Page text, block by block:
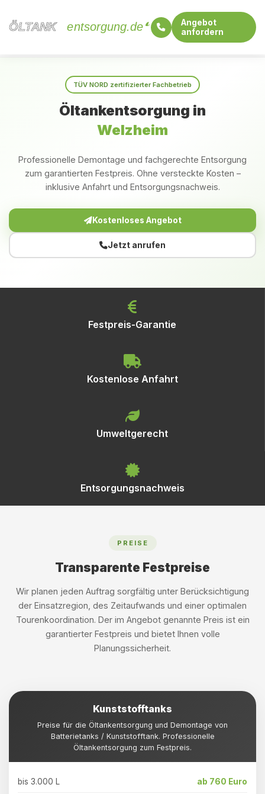
ÖLTANK
ÖLTANK entsorgung.de
Angebot
anfordern
TÜV NORD zertifizierter Fachbetrieb
Öltankentsorgung in
Welzheim
Professionelle Demontage und fachgerechte Entsorgung
zum garantierten Festpreis. Ohne versteckte Kosten –
inklusive Anfahrt und Entsorgungsnachweis.
Kostenloses Angebot
Jetzt anrufen
Festpreis-Garantie
Kostenlose Anfahrt
Umweltgerecht
Entsorgungsnachweis
PREISE
Transparente Festpreise
Wir planen jeden Auftrag sorgfältig unter Berücksichtigung
der Einsatzregion, des Zeitaufwands und einer optimalen
Tourenkoordination. Der im Angebot genannte Preis ist ein
garantierter Festpreis und bietet Ihnen volle
Planungssicherheit.
Kunststofftanks
Preise für die Öltankentsorgung und Demontage von
Batterietanks / Kunststofftank. Professionelle
Öltankentsorgung zum Festpreis.
bis 3.000 L ab 760 Euro